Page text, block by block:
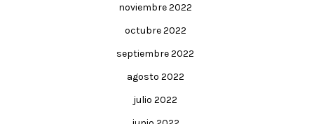
noviembre 2022
octubre 2022
septiembre 2022
agosto 2022
julio 2022